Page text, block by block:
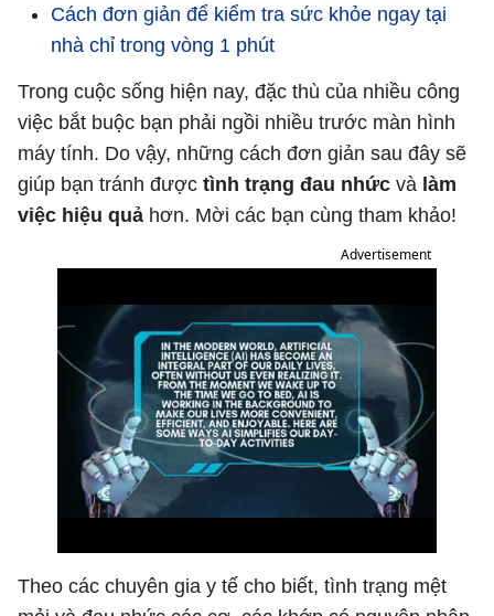
Cách đơn giản để kiểm tra sức khỏe ngay tại
nhà chỉ trong vòng 1 phút
Trong cuộc sống hiện nay, đặc thù của nhiều công
việc bắt buộc bạn phải ngồi nhiều trước màn hình
máy tính. Do vậy, những cách đơn giản sau đây sẽ
giúp bạn tránh được tình trạng đau nhức và làm
việc hiệu quả hơn. Mời các bạn cùng tham khảo!
Advertisement
Theo các chuyên gia y tế cho biết, tình trạng mệt